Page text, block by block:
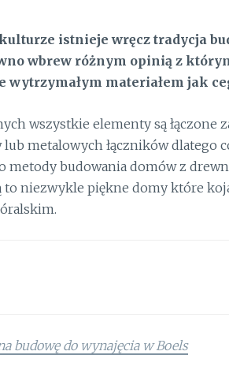
istnieje wręcz tradycja
wbrew różnym opinią z
wytrzymałym materiałem jak
wszystkie elementy są łączone
metalowych łączników dlatego
metody budowania domów z
to niezwykle piękne domy które
budowę do wynajęcia w Boels